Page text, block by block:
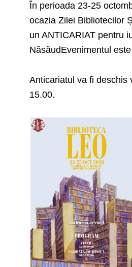
În perioada 23-25
ocazia Zilei Bibliotecilor
un ANTICARIAT pentru
NăsăudEvenimentul
Anticariatul va fi deschis
15.00.